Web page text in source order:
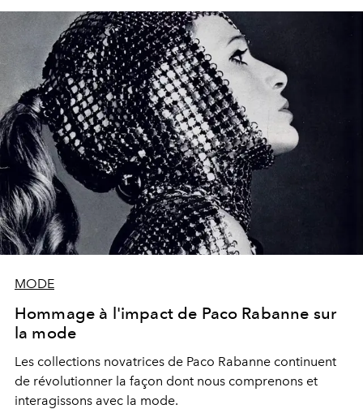
MODE
Hommage à l'impact de Paco Rabanne sur
la mode
Les collections novatrices de Paco Rabanne continuent
de révolutionner la façon dont nous comprenons et
interagissons avec la mode.